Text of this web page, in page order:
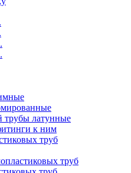
латунные
к ним
труб
труб